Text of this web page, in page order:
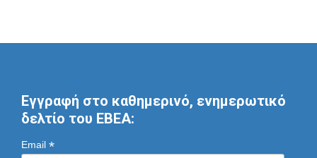
Εγγραφή στο καθημερινό, ενημερωτικό
δελτίο του ΕΒΕΑ:
Email *